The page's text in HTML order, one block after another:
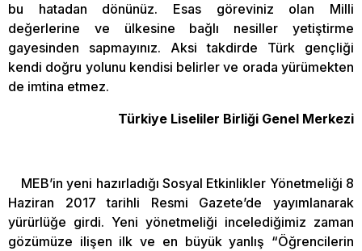
bu hatadan dönünüz. Esas göreviniz olan Milli
değerlerine ve ülkesine bağlı nesiller yetiştirme
gayesinden sapmayınız. Aksi takdirde Türk gençliği
kendi doğru yolunu kendisi belirler ve orada yürümekten
de imtina etmez.
Türkiye Liseliler Birliği Genel Merkezi
MEB’in yeni hazırladığı Sosyal Etkinlikler Yönetmeliği 8
Haziran 2017 tarihli Resmi Gazete’de yayımlanarak
yürürlüğe girdi. Yeni yönetmeliği incelediğimiz zaman
gözümüze ilişen ilk ve en büyük yanlış “Öğrencilerin